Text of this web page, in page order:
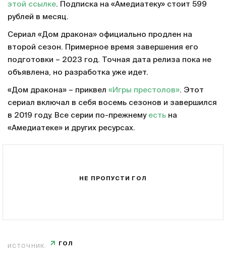
этой ссылке. Подписка на «Амедиатеку» стоит 599
рублей в месяц.
Сериал «Дом дракона» официально продлен на
второй сезон. Примерное время завершения его
подготовки – 2023 год. Точная дата релиза пока не
объявлена, но разработка уже идет.
«Дом дракона» – приквел «Игры престолов». Этот
сериал включал в себя восемь сезонов и завершился
в 2019 году. Все серии по-прежнему есть на
«Амедиатеке» и других ресурсах.
НЕ ПРОПУСТИ ГОЛ
ИСТОЧНИК: ГОЛ